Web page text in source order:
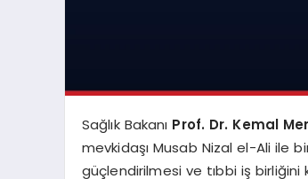
Sağlık Bakanı Prof. Dr. Kemal
mevkidaşı Musab Nizal el-Ali ile
güçlendirilmesi ve tıbbi iş